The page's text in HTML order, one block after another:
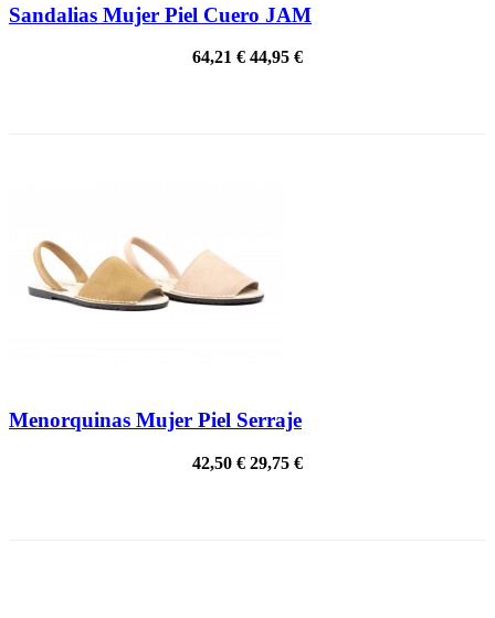
Sandalias Mujer Piel Cuero JAM
64,21 € 44,95 €
Menorquinas Mujer Piel Serraje
42,50 € 29,75 €